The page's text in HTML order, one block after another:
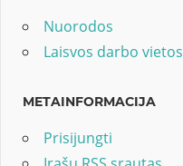
Nuorodos
Laisvos darbo vietos
METAINFORMACIJA
Prisijungti